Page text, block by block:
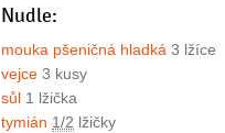
Nudle:
mouka pšeničná hladká 3 lžíce
vejce 3 kusy
sůl 1 lžička
tymián 1/2 lžičky